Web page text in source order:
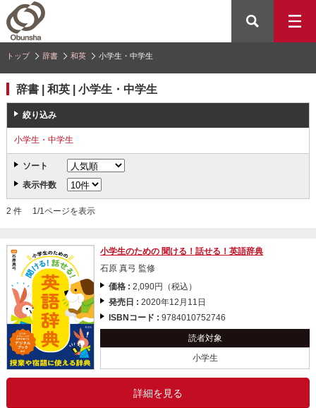
トップ 辞書 和英 小学生・中学生
辞書 | 和英 | 小学生・中学生
絞り込み
小学生・中学生
ソート
表示件数
2 件 1/1ページを表示
小学生のための 聞ける！話せる！英語辞典
石原 真弓 監修
価格 :2,090円（税込）
発売日 :2020年12月11日
ISBNコード :9784010752746
読者対象
小学生
詳細を見る